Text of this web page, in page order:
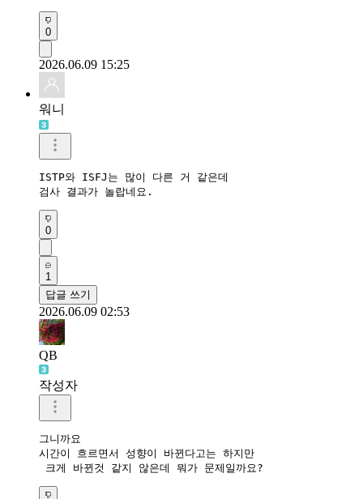
0
2026.06.09 15:25
워니
ISTP와 ISFJ는 많이 다른 거 같은데
검사 결과가 놀랍네요.
0
1
답글 쓰기
2026.06.09 02:53
QB
작성자
그니까요
시간이 흐르면서 성향이 바뀐다고는 하지만
크게 바뀐것 같지 않은데 뭐가 문제일까요?